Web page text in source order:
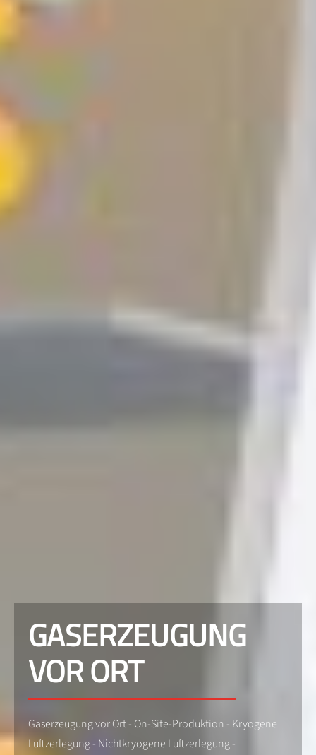
GASERZEUGUNG
VOR ORT
Gaserzeugung vor Ort - On-Site-Produktion - Kryogene
Luftzerlegung - Nichtkryogene Luftzerlegung -